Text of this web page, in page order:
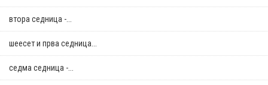
втора седница -...
шеесет и прва седница...
седма седница -...